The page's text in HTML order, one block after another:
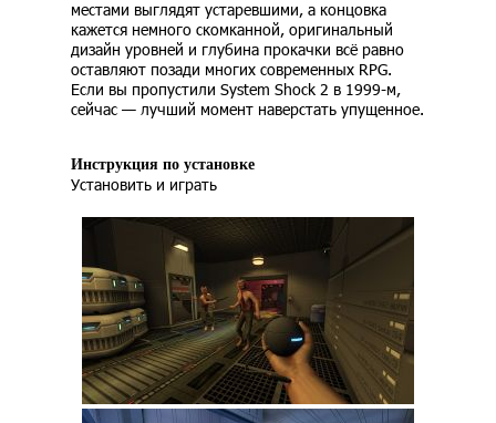
местами выглядят устаревшими, а концовка
кажется немного скомканной, оригинальный
дизайн уровней и глубина прокачки всё равно
оставляют позади многих современных RPG.
Если вы пропустили System Shock 2 в 1999-м,
сейчас — лучший момент наверстать упущенное.
Инструкция по установке
Установить и играть